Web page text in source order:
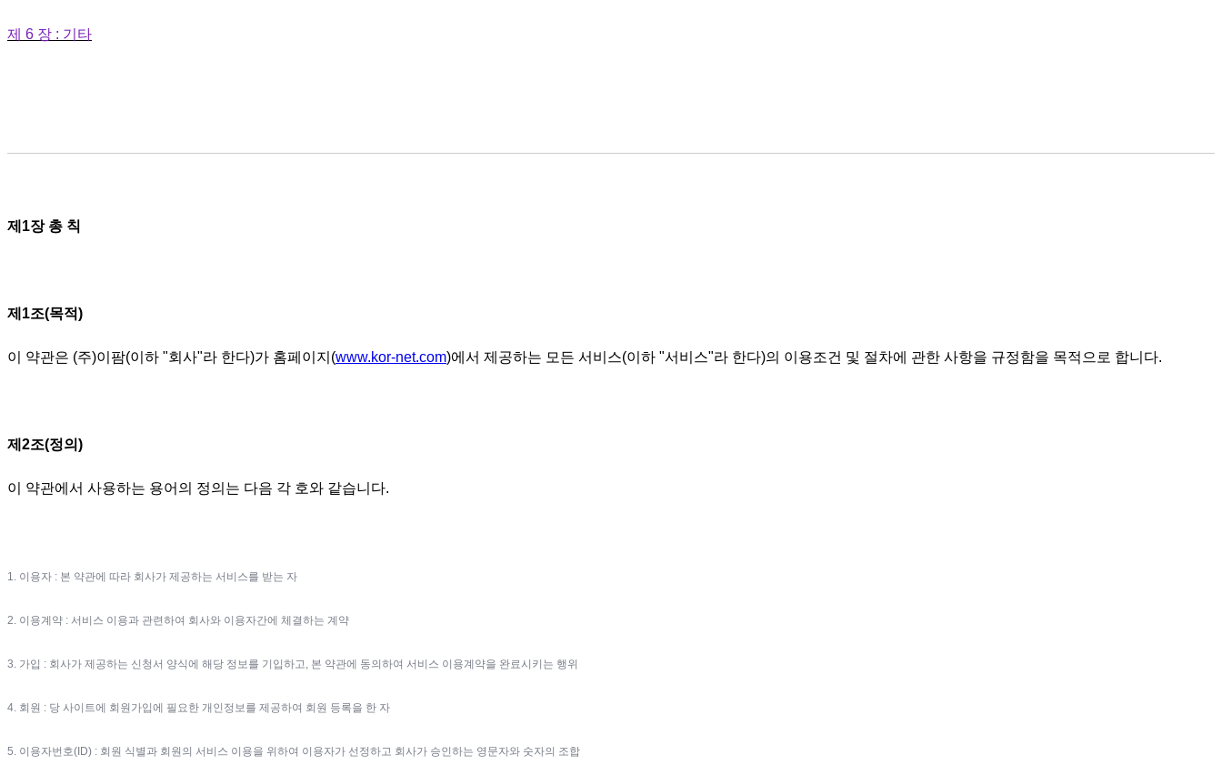
제 6 장 : 기타
제1장 총 칙
제1조(목적)
이 약관은 (주)이팜(이하 "회사"라 한다)가 홈페이지(www.kor-net.com)에서 제공하는 모든 서비스(이하 "서비스"라 한다)의 이용조건 및 절차에 관한 사항을 규정함을 목적으로 합니다.
제2조(정의)
이 약관에서 사용하는 용어의 정의는 다음 각 호와 같습니다.
1. 이용자 : 본 약관에 따라 회사가 제공하는 서비스를 받는 자
2. 이용계약 : 서비스 이용과 관련하여 회사와 이용자간에 체결하는 계약
3. 가입 : 회사가 제공하는 신청서 양식에 해당 정보를 기입하고, 본 약관에 동의하여 서비스 이용계약을 완료시키는 행위
4. 회원 : 당 사이트에 회원가입에 필요한 개인정보를 제공하여 회원 등록을 한 자
5. 이용자번호(ID) : 회원 식별과 회원의 서비스 이용을 위하여 이용자가 선정하고 회사가 승인하는 영문자와 숫자의 조합